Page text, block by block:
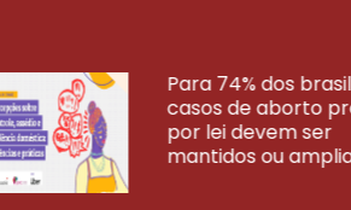
Para 74% dos
casos de aborto
por lei devem ser
mantidos ou
VEJA MAIS PESQUISAS